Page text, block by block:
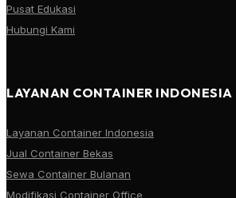
Pusat Edukasi
Hubungi Kami
LAYANAN CONTAINER INDONESIA
Layanan Container Indonesia
Jual Container Bekas
Sewa Container Bulanan
Modifikasi Container Office